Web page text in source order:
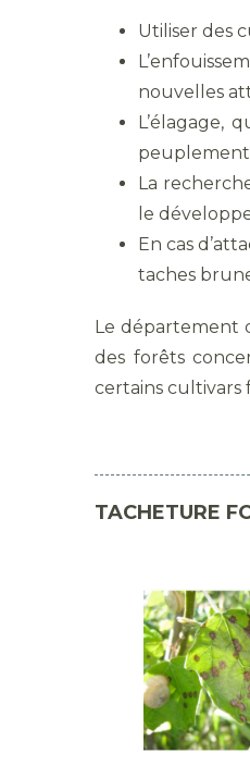
Utiliser des
nouvelles
L’élagage,
La
le
En cas
taches
Le département
des forêts
certains cultivars
TACHETURE